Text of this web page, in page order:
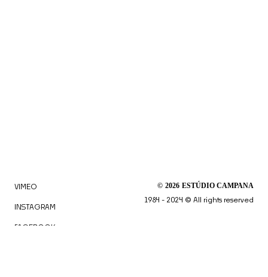
VIMEO
INSTAGRAM
FACEBOOK
© 2026 ESTÚDIO CAMPANA
1984 - 2024 © All rights reserved